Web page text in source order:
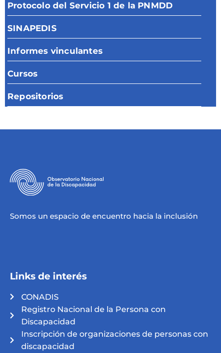
Protocolo del Servicio 1 de la PNMDD
SINAPEDIS
Informes vinculantes
Cursos
Repositorios
Somos un espacio de encuentro hacia la inclusión
Links de interés
CONADIS
Registro Nacional de la Persona con
Discapacidad
Inscripción de organizaciones de personas con
discapacidad